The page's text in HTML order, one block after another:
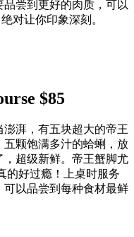
尝到更好的肉质，可以
对让你印象深刻。
$85‬
湃，有五块超大的帝王
颗饱满多汁的蛤蜊，放
，超级新鲜。帝王蟹脚尤
的好过瘾！上桌时服务
以品尝到每种食材最鲜